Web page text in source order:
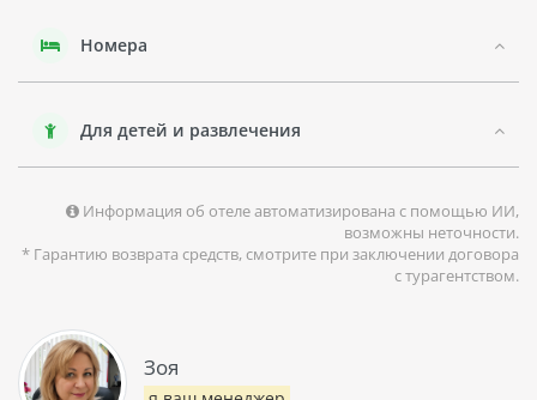
культурой и традициями. Также вы можете насладиться
Номера
Для детей и развлечения
Информация об отеле автоматизирована с помощью ИИ,
возможны неточности.
* Гарантию возврата средств, смотрите при заключении договора
с турагентством.
Зоя